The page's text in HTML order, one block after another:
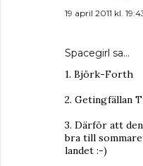
19 april 2011 kl.
Spacegirl sa…
1. Björk-Forth
2. Getingfällan
3. Därför att
bra till
landet :-)